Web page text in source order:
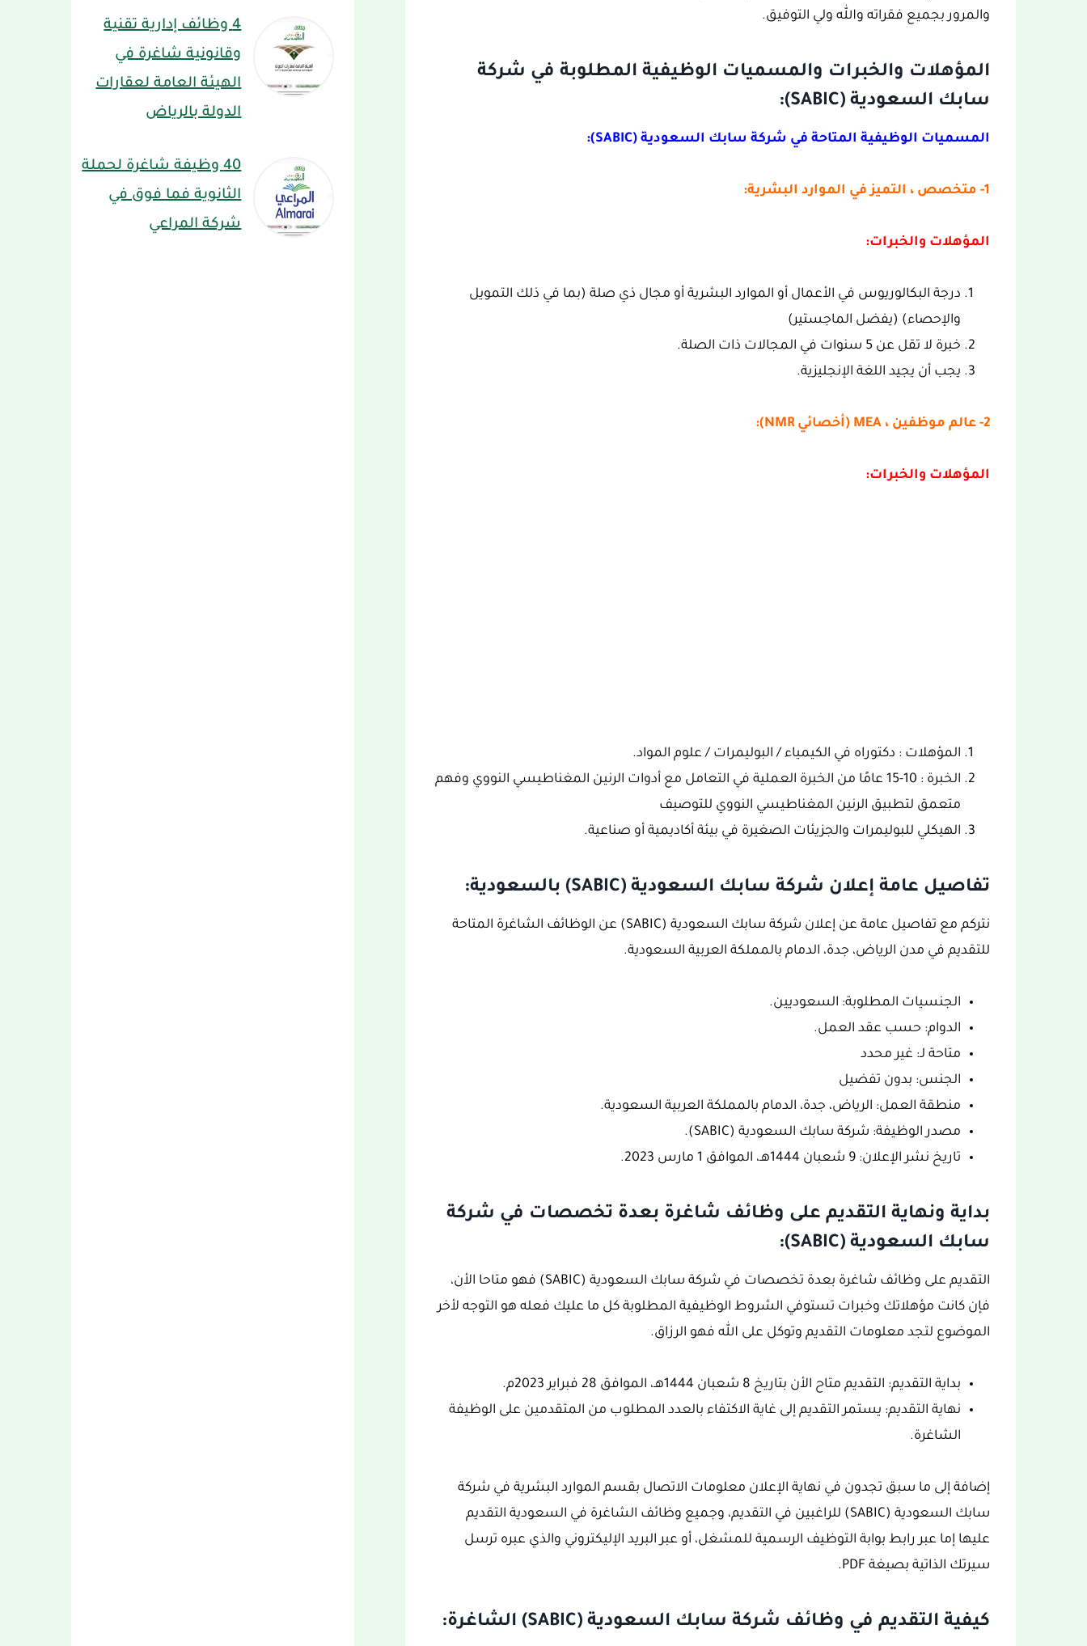
والمرور بجميع فقراته والله ولي التوفيق.
المؤهلات والخبرات والمسميات الوظيفية المطلوبة في شركة
سابك السعودية (SABIC):
المسميات الوظيفية المتاحة في شركة سابك السعودية (SABIC):
1- متخصص ، التميز في الموارد البشرية:
المؤهلات والخبرات:
درجة البكالوريوس في الأعمال أو الموارد البشرية أو مجال ذي صلة (بما في ذلك التمويل
والإحصاء) (يفضل الماجستير)
خبرة لا تقل عن 5 سنوات في المجالات ذات الصلة.
يجب أن يجيد اللغة الإنجليزية.
2- عالم موظفين ، MEA (أخصائي NMR):
المؤهلات والخبرات:
المؤهلات : دكتوراه في الكيمياء / البوليمرات / علوم المواد.
الخبرة : 10-15 عامًا من الخبرة العملية في التعامل مع أدوات الرنين المغناطيسي النووي وفهم
متعمق لتطبيق الرنين المغناطيسي النووي للتوصيف
الهيكلي للبوليمرات والجزيئات الصغيرة في بيئة أكاديمية أو صناعية.
تفاصيل عامة إعلان شركة سابك السعودية (SABIC) بالسعودية:
نتركم مع تفاصيل عامة عن إعلان شركة سابك السعودية (SABIC) عن الوظائف الشاغرة المتاحة
للتقديم في مدن الرياض، جدة، الدمام بالمملكة العربية السعودية.
الجنسيات المطلوبة: السعوديين.
الدوام: حسب عقد العمل.
متاحة لـ: غير محدد
الجنس: بدون تفضيل
منطقة العمل: الرياض، جدة، الدمام بالمملكة العربية السعودية.
مصدر الوظيفة: شركة سابك السعودية (SABIC).
تاريخ نشر الإعلان: 9 شعبان 1444هـ، الموافق 1 مارس 2023.
بداية ونهاية التقديم على وظائف شاغرة بعدة تخصصات في شركة
سابك السعودية (SABIC):
التقديم على وظائف شاغرة بعدة تخصصات في شركة سابك السعودية (SABIC) فهو متاحا الأن،
فإن كانت مؤهلاتك وخبرات تستوفي الشروط الوظيفية المطلوبة كل ما عليك فعله هو التوجه لأخر
الموضوع لتجد معلومات التقديم وتوكل على الله فهو الرزاق.
بداية التقديم: التقديم متاح الأن بتاريخ 8 شعبان 1444هـ، الموافق 28 فبراير 2023م.
نهاية التقديم: يستمر التقديم إلى غاية الاكتفاء بالعدد المطلوب من المتقدمين على الوظيفة
الشاغرة.
إضافة إلى ما سبق تجدون في نهاية الإعلان معلومات الاتصال بقسم الموارد البشرية في شركة
سابك السعودية (SABIC) للراغبين في التقديم، وجميع وظائف الشاغرة في السعودية التقديم
عليها إما عبر رابط بوابة التوظيف الرسمية للمشغل، أو عبر البريد الإليكتروني والذي عبره ترسل
سيرتك الذاتية بصيغة PDF.
كيفية التقديم في وظائف شركة سابك السعودية (SABIC) الشاغرة:
4 وظائف إدارية تقنية
وقانونية شاغرة في
الهيئة العامة لعقارات
الدولة بالرياض
40 وظيفة شاغرة لحملة
الثانوية فما فوق في
شركة المراعي